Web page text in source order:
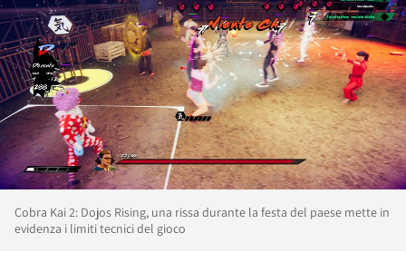
Cobra Kai 2: Dojos Rising, una rissa durante la festa del paese mette in
evidenza i limiti tecnici del gioco